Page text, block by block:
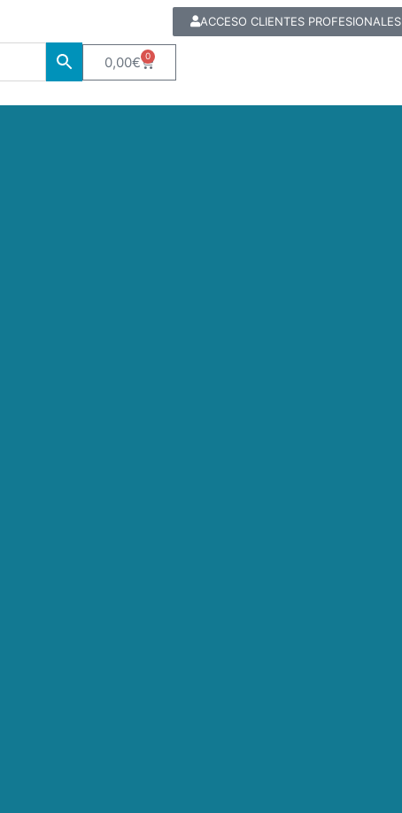
ACCESO CLIENTES PROFESIONALES
0,00€ 0